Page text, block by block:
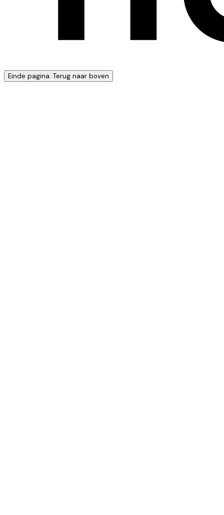
Einde pagina. Terug naar boven